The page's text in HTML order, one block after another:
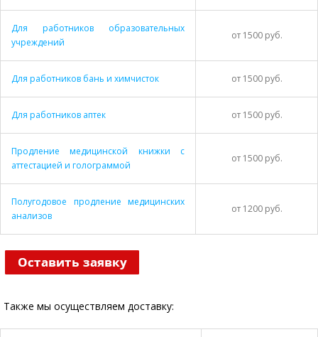
Для работников образовательных
учреждений
от 1500 руб.
Для работников бань и химчисток от 1500 руб.
Для работников аптек от 1500 руб.
Продление медицинской книжки с
аттестацией и голограммой
от 1500 руб.
Полугодовое продление медицинских
анализов
от 1200 руб.
Также мы осуществляем доставку: